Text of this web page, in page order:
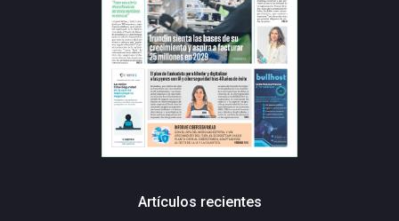
Artículos recientes